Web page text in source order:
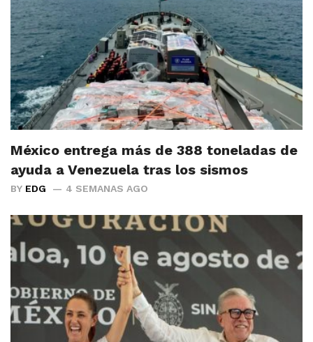
México entrega más de 388 toneladas de
ayuda a Venezuela tras los sismos
BY EDG 4 SEMANAS AGO